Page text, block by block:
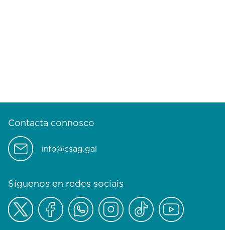
Contacta connosco
info@csag.gal
Síguenos en redes sociais